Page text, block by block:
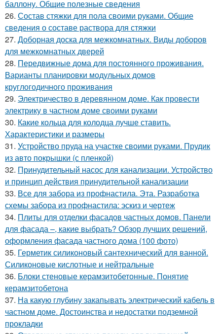
баллону. Общие полезные сведения
26. Состав стяжки для пола своими руками. Общие
сведения о составе раствора для стяжки
27. Доборная доска для межкомнатных. Виды доборов
для межкомнатных дверей
28. Передвижные дома для постоянного проживания.
Варианты планировки модульных домов
круглогодичного проживания
29. Электричество в деревянном доме. Как провести
электрику в частном доме своими руками
30. Какие кольца для колодца лучше ставить.
Характеристики и размеры
31. Устройство пруда на участке своими руками. Прудик
из авто покрышки (с пленкой)
32. Принудительный насос для канализации. Устройство
и принцип действия принудительной канализации
33. Все для забора из профнастила. Эта. Разработка
схемы забора из профнастила: эскиз и чертеж
34. Плиты для отделки фасадов частных домов. Панели
для фасада –, какие выбрать? Обзор лучших решений,
оформления фасада частного дома (100 фото)
35. Герметик силиконовый сантехнический для ванной.
Силиконовые кислотные и нейтральные
36. Блоки стеновые керамзитобетонные. Понятие
керамзитобетона
37. На какую глубину закапывать электрический кабель в
частном доме. Достоинства и недостатки подземной
прокладки